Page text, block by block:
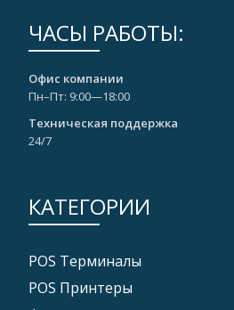
ЧАСЫ РАБОТЫ:
Офис компании
Пн–Пт: 9:00—18:00
Техническая поддержка
24/7
КАТЕГОРИИ
POS Tерминалы
POS Принтеры